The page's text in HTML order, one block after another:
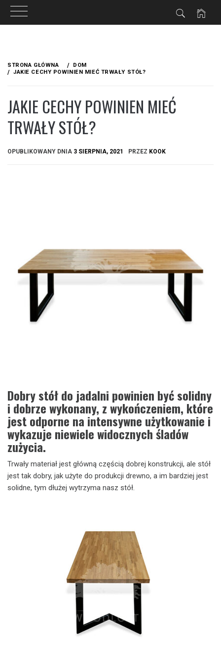
treści
STRONA GŁÓWNA
DOM
JAKIE CECHY POWINIEN MIEĆ TRWAŁY STÓŁ?
JAKIE CECHY POWINIEN MIEĆ
TRWAŁY STÓŁ?
OPUBLIKOWANY DNIA 3 SIERPNIA, 2021 PRZEZ KOOK
Dobry stół do jadalni powinien być solidny
i dobrze wykonany, z wykończeniem, które
jest odporne na intensywne użytkowanie i
wykazuje niewiele widocznych śladów
zużycia.
Trwały materiał jest główną częścią dobrej konstrukcji, ale stół
jest tak dobry, jak użyte do produkcji drewno, a im bardziej jest
solidne, tym dłużej wytrzyma nasz stół.